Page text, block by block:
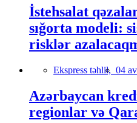
İstehsalat
sığorta modeli:
risklər
Ekspress təhlil, 04
Azərbaycan
regionlar və